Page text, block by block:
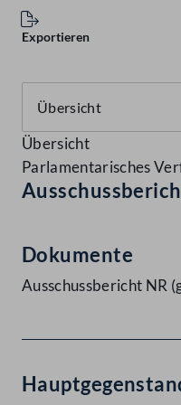
Exportieren
Übersicht
Parlamentarisches
Dokumente
Ausschussbericht NR